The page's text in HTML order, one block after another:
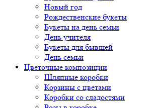
Новый год
Рождественские букеты
Букеты на день семьи
День учителя
Букеты для бывшей
День семьи
Цветочные композиции
Шляпные коробки
Корзины с цветами
Коробки со сладостями